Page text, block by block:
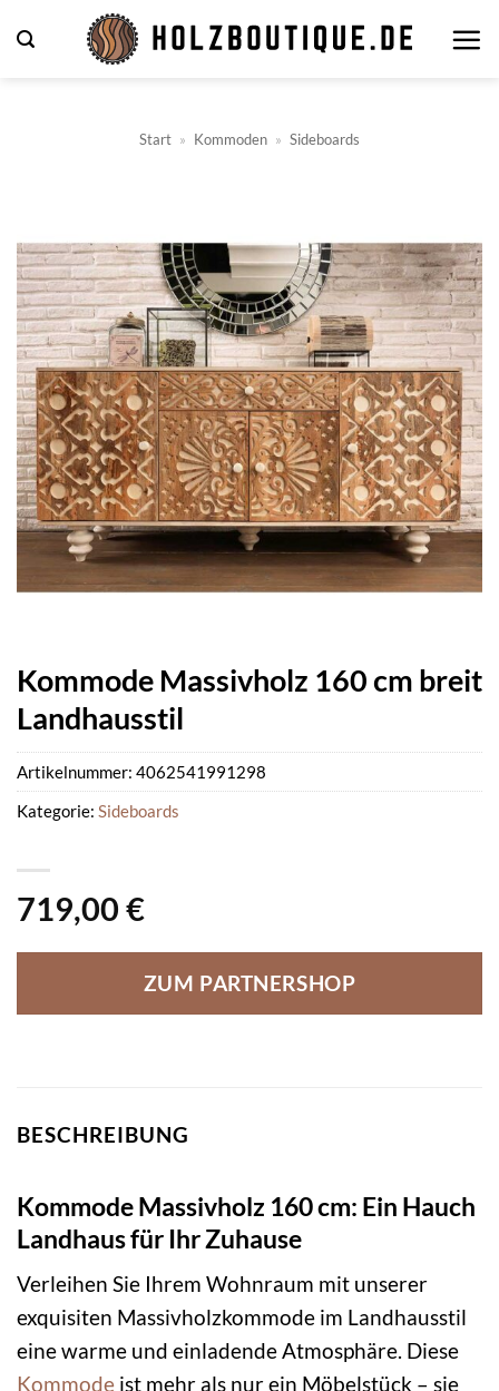
Inhalt
Start » Kommoden » Sideboards
Kommode Massivholz 160 cm breit
Landhausstil
719,00 €
ZUM PARTNERSHOP
Artikelnummer: 4062541991298
Kategorie: Sideboards
BESCHREIBUNG
Kommode Massivholz 160 cm: Ein Hauch
Landhaus für Ihr Zuhause
Verleihen Sie Ihrem Wohnraum mit unserer
exquisiten Massivholzkommode im Landhausstil
eine warme und einladende Atmosphäre. Diese
Kommode ist mehr als nur ein Möbelstück – sie